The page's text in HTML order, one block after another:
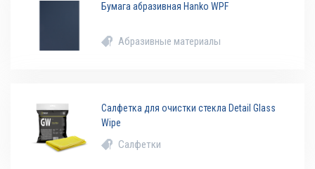
Бумага абразивная Hanko WPF
Абразивные материалы
Салфетка для очистки стекла Detail Glass
Wipe
Салфетки